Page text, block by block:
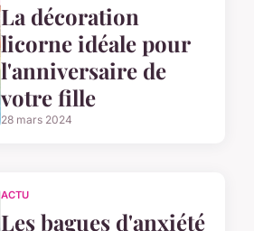
La décoration
licorne idéale pour
l'anniversaire de
votre fille
28 mars 2024
ACTU
Les bagues d'anxiété